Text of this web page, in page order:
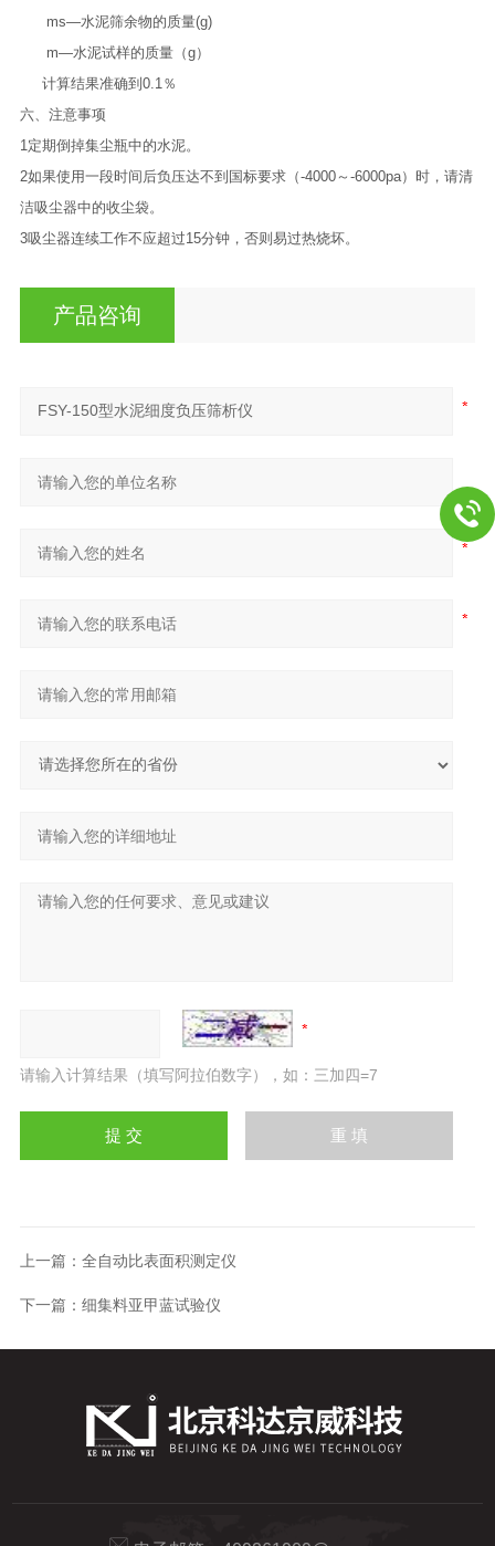
ms—水泥筛余物的质量(g)
m—水泥试样的质量（g）
计算结果准确到 0.1 ％
六、注意事项
1 定期倒掉集尘瓶中的水泥。
2如果使用一段时间后负压达不到国标要求（-4000～ -6000pa）时，请清
洁吸尘器中的收尘袋。
3吸尘器连续工作不应超过15分钟，否则易过热烧坏。
产品咨询
请输入计算结果（填写阿拉伯数字），如：三加四=7
上一篇： 全自动比表面积测定仪
下一篇： 细集料亚甲蓝试验仪